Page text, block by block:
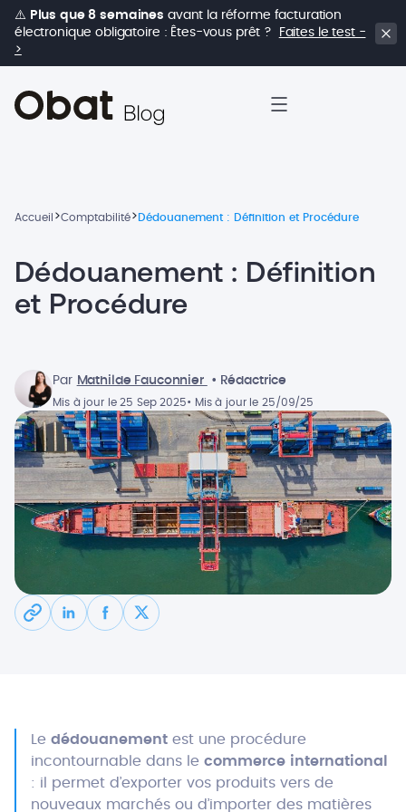
⚠️ Plus que 8 semaines avant la réforme facturation
électronique obligatoire : Êtes-vous prêt ?
Faites le test -
>
Accueil >Comptabilité> Dédouanement : Définition et Procédure
Dédouanement : Définition
et Procédure
Par Mathilde Fauconnier • Rédactrice
Mis à jour le 25 Sep 2025• Mis à jour le 25/09/25
Le dédouanement est une procédure
incontournable dans le commerce international
: il permet d’exporter vos produits vers de
nouveaux marchés ou d’importer des matières